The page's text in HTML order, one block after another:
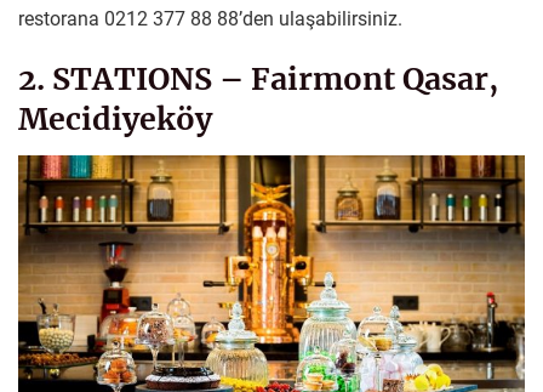
restorana 0212 377 88 88’den ulaşabilirsiniz.
2. STATIONS – Fairmont Qasar,
Mecidiyeköy